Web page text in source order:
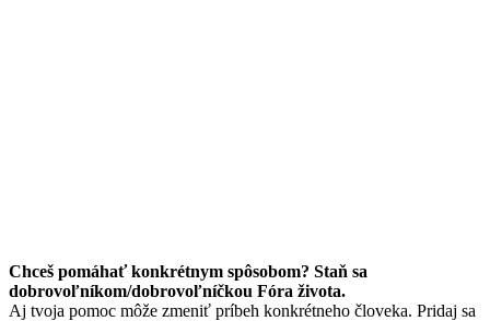
Chceš pomáhať konkrétnym spôsobom? Staň sa
dobrovoľníkom/dobrovoľníčkou Fóra života.
Aj tvoja pomoc môže zmeniť príbeh konkrétneho človeka. Pridaj sa